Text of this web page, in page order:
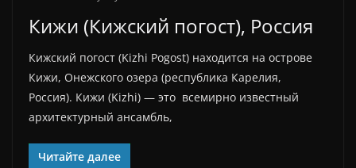
Кижи (Кижский погост), Россия
Кижский погост (Kizhi Pogost) находится на острове
Кижи, Онежского озера (республика Карелия,
Россия). Кижи (Kizhi) — это всемирно известный
архитектурный ансамбль,
Читайте далее